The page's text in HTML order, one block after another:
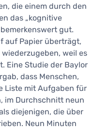
die einem durch den
das „kognitive
gut.
auf Papier überträgt,
weil es
Eine Studie der Baylor
dass Menschen,
Liste mit Aufgaben für
im Durchschnitt neun
diejenigen, die über
Neun Minuten